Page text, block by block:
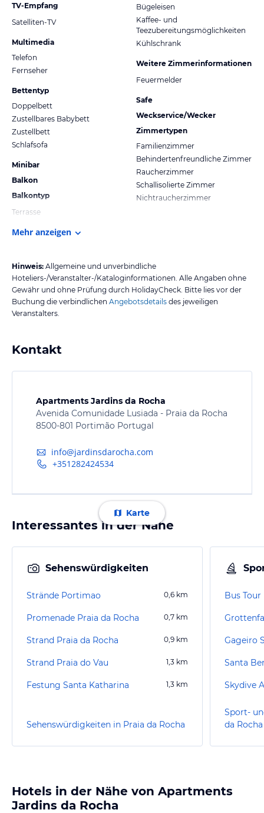
TV-Empfang
Satelliten-TV
Multimedia
Telefon
Fernseher
Bettentyp
Doppelbett
Zustellbares Babybett
Zustellbett
Schlafsofa
Minibar
Balkon
Balkontyp
Terrasse
Bügeleisen
Kaffee- und
Teezubereitungsmöglichkeiten
Kühlschrank
Weitere Zimmerinformationen
Feuermelder
Safe
Weckservice/Wecker
Zimmertypen
Familienzimmer
Behindertenfreundliche Zimmer
Raucherzimmer
Schallisolierte Zimmer
Nichtraucherzimmer
Mehr anzeigen
Hinweis: Allgemeine und unverbindliche
Hoteliers-/Veranstalter-/Kataloginformationen. Alle Angaben ohne
Gewähr und ohne Prüfung durch HolidayCheck. Bitte lies vor der
Buchung die verbindlichen Angebotsdetails des jeweiligen
Veranstalters.
Kontakt
Apartments Jardins da Rocha
Avenida Comunidade Lusiada - Praia da Rocha
8500-801 Portimão Portugal
info@jardinsdarocha.com
+351282424534
Karte
Interessantes in der Nähe
Sehenswürdigkeiten
Strände Portimao 0,6 km
Promenade Praia da Rocha 0,7 km
Strand Praia da Rocha 0,9 km
Strand Praia do Vau 1,3 km
Festung Santa Katharina 1,3 km
Sehenswürdigkeiten in Praia da Rocha
Bus Tour
Santa
Skydive
Sport-
da Rocha
Hotels in der Nähe von Apartments
Jardins da Rocha